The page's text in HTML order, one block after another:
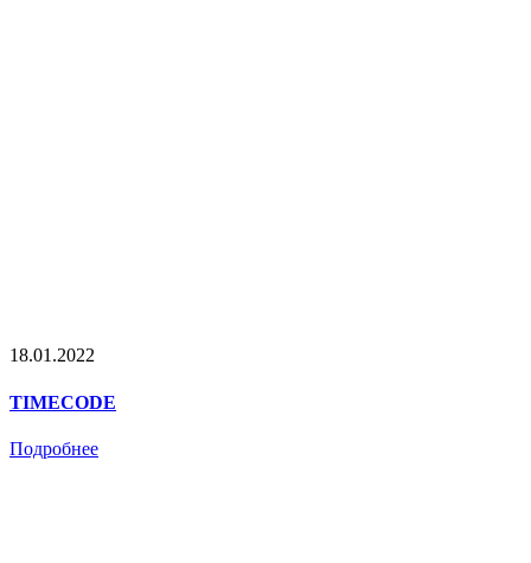
18.01.2022
TIMECODE
Подробнее